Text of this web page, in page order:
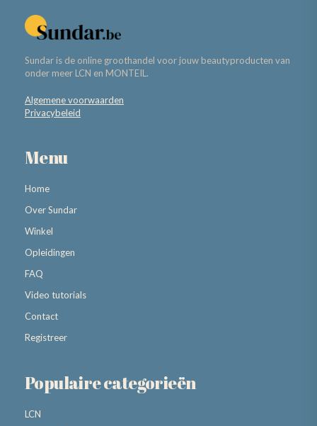
Sundar is de online groothandel voor jouw beautyproducten van
onder meer LCN en MONTEIL.
Algemene voorwaarden
Privacybeleid
Menu
Home
Over Sundar
Winkel
Opleidingen
FAQ
Video tutorials
Contact
Registreer
Populaire categorieën
LCN